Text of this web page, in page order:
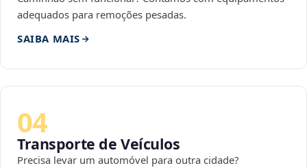
adequados para remoções pesadas.
SAIBA MAIS
04
Transporte de Veículos
Precisa levar um automóvel para outra cidade?